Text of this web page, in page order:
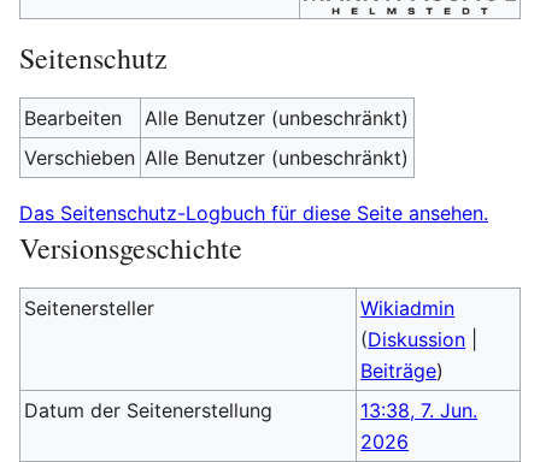
Seitenschutz
Bearbeiten
Alle Benutzer (unbeschränkt)
Verschieben Alle Benutzer (unbeschränkt)
Das Seitenschutz-Logbuch für diese Seite ansehen.
Versionsgeschichte
Seitenersteller
Wikiadmin
(Diskussion
Beiträge)
Datum der Seitenerstellung
13:38, 7. Jun.
2026